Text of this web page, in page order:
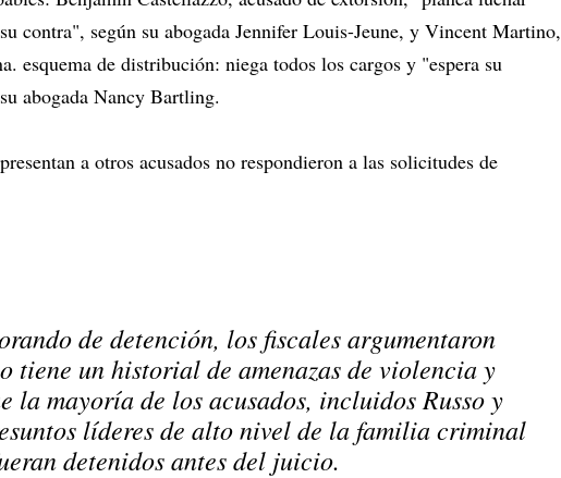
contra", según su abogada Jennifer Louis-Jeune, y Vincent Martino,
esquema de distribución: niega todos los cargos y "espera su
abogada Nancy Bartling.
a otros acusados no respondieron a las solicitudes de
de detención, los fiscales argumentaron
tiene un historial de amenazas de violencia y
la mayoría de los acusados, incluidos Russo y
líderes de alto nivel de la familia criminal
detenidos antes del juicio.